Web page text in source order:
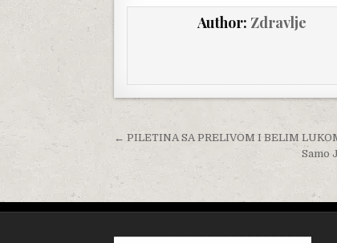
Author: Zdravlje
Post navigation
← PILETINA SA PRELIVOM I BELIM
Samo